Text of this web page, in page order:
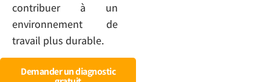
contribuer à un
environnement de
travail plus durable.
Demander un diagnostic